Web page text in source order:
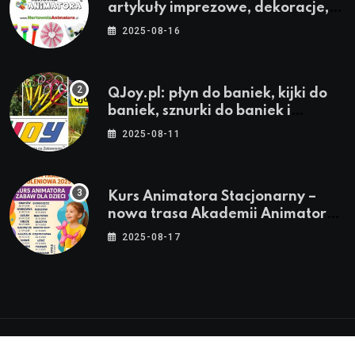
artykuły imprezowe, dekoracje,
stroje i akcesoria dla animatorów
2025-08-16
QJoy.pl: płyn do baniek, kijki do
baniek, sznurki do baniek i
zestawy do baniek
2025-08-11
Kurs Animatora Stacjonarny –
nowa trasa Akademii Animatora
– jesień 2025
2025-08-17